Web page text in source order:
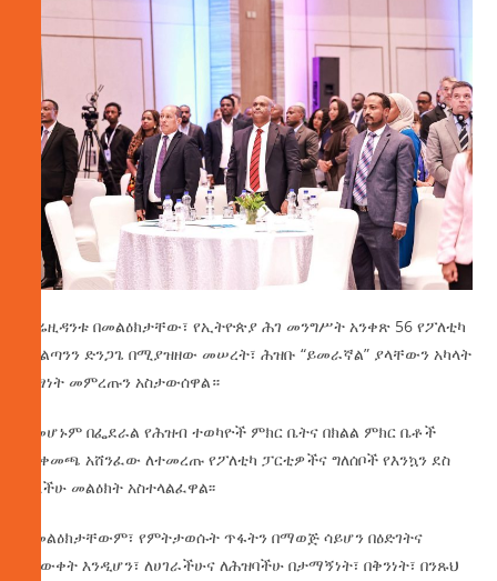
ፕሬዚዳንቱ በመልዕክታቸው፣ የኢትዮጵያ ሕገ መንግሥት አንቀጽ 56 የፖለቲካ
ሥልጣንን ድንጋጌ በሚያዝዘው መሠረት፣ ሕዝቡ “ይመራኛል” ያላቸውን አካላት
በነፃነት መምረጡን አስታውሰዋል።
በመሆኑም በፌደራል የሕዝብ ተወካዮች ምክር ቤትና በክልል ምክር ቤቶች
መቀመጫ አሸንፈው ለተመረጡ የፖለቲካ ፓርቲዎችና ግለሰቦች የእንኳን ደስ
አላችሁ መልዕክት አስተላልፈዋል፡፡
በመልዕክታቸውም፣ የምትታወሱት ጥፋትን በማወጅ ሳይሆን በዕድገትና
በዕውቀት እንዲሆን፣ ለሀገራችሁና ለሕዝባችሁ በታማኝነት፣ በቅንነት፣ በንጹህ